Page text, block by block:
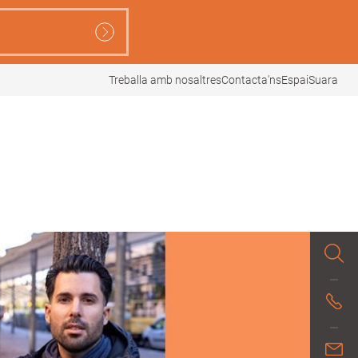
Treballa amb nosaltresContacta'nsEspaiSuara